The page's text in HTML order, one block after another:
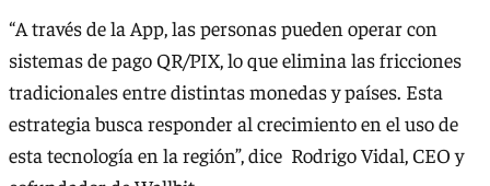
“A través de la App, las personas pueden operar con
sistemas de pago QR/PIX, lo que elimina las fricciones
tradicionales entre distintas monedas y países. Esta
estrategia busca responder al crecimiento en el uso de
esta tecnología en la región”, dice Rodrigo Vidal, CEO y